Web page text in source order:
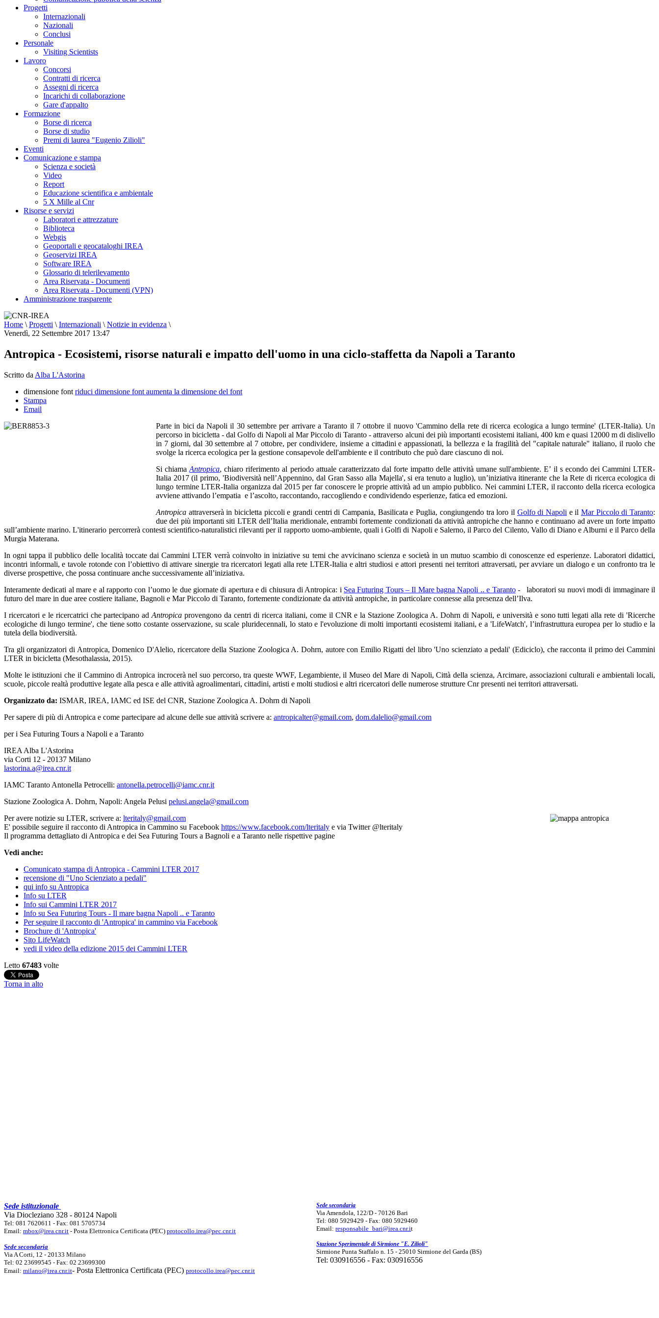
Progetti
Internazionali
Nazionali
Conclusi
Personale
Visiting Scientists
Lavoro
Concorsi
Contratti di ricerca
Assegni di ricerca
Incarichi di collaborazione
Gare d'appalto
Formazione
Borse di ricerca
Borse di studio
Premi di laurea "Eugenio Zilioli"
Eventi
Comunicazione e stampa
Scienza e società
Video
Report
Educazione scientifica e ambientale
5 X Mille al Cnr
Risorse e servizi
Laboratori e attrezzature
Biblioteca
Webgis
Geoportali e geocataloghi IREA
Geoservizi IREA
Software IREA
Glossario di telerilevamento
Area Riservata - Documenti
Area Riservata - Documenti (VPN)
Amministrazione trasparente
Home \ Progetti \ Internazionali \ Notizie in evidenza \
Venerdì, 22 Settembre 2017 13:47
Antropica - Ecosistemi, risorse naturali e impatto dell'uomo in una ciclo-staffetta da Napoli a Taranto
Scritto da Alba L'Astorina
dimensione font riduci dimensione font aumenta la dimensione del font
Stampa
Email
Parte in bici da Napoli il 30 settembre per arrivare a Taranto il 7 ottobre il nuovo 'Cammino della rete di ricerca ecologica a lungo termine' (LTER-Italia). Un
percorso in bicicletta - dal Golfo di Napoli al Mar Piccolo di Taranto - attraverso alcuni dei più importanti ecosistemi italiani, 400 km e quasi 12000 m di dislivello
in 7 giorni, dal 30 settembre al 7 ottobre, per condividere, insieme a cittadini e appassionati, la bellezza e la fragilità del "capitale naturale" italiano, il ruolo che
svolge la ricerca ecologica per la gestione consapevole dell'ambiente e il contributo che può dare ciascuno di noi.
Si chiamaAntropica, chiaro riferimento al periodo attuale caratterizzato dal forte impatto delle attività umane sull'ambiente. E’ il s econdo dei Cammini LTER-
Italia 2017 (il primo, 'Biodiversità nell’Appennino, dal Gran Sasso alla Majella', si era tenuto a luglio), un’iniziativa itinerante che la Rete di ricerca ecologica di
lungo termine LTER-Italia organizza dal 2015 per far conoscere le proprie attività ad un ampio pubblico. Nei cammini LTER, il racconto della ricerca ecologica
avviene attivando l’empatia e l’ascolto, raccontando, raccogliendo e condividendo esperienze, fatica ed emozioni.
Antropica attraverserà in bicicletta piccoli e grandi centri di Campania, Basilicata e Puglia, congiungendo tra loro il Golfo di Napoli e il Mar Piccolo di Taranto:
due dei più importanti siti LTER dell’Italia meridionale, entrambi fortemente condizionati da attività antropiche che hanno e continuano ad avere un forte impatto
sull’ambiente marino. L'itinerario percorrerà contesti scientifico-naturalistici rilevanti per il rapporto uomo-ambiente, quali i Golfi di Napoli e Salerno, il Parco del Cilento, Vallo di Diano e Alburni e il Parco della
Murgia Materana.
In ogni tappa il pubblico delle località toccate dai Cammini LTER verrà coinvolto in iniziative su temi che avvicinano scienza e società in un mutuo scambio di conoscenze ed esperienze. Laboratori didattici,
incontri informali, e tavole rotonde con l’obiettivo di attivare sinergie tra ricercatori legati alla rete LTER-Italia e altri studiosi e attori presenti nei territori attraversati, per avviare un dialogo e un confronto tra le
diverse prospettive, che possa continuare anche successivamente all’iniziativa.
Interamente dedicati al mare e al rapporto con l’uomo le due giornate di apertura e di chiusura di Antropica: i Sea Futuring Tours – Il Mare bagna Napoli .. e Taranto- laboratori su nuovi modi di immaginare il
futuro del mare in due aree costiere italiane, Bagnoli e Mar Piccolo di Taranto, fortemente condizionate da attività antropiche, in particolare connesse alla presenza dell’Ilva.
I ricercatori e le ricercatrici che partecipano adAntropica provengono da centri di ricerca italiani, come il CNR e la Stazione Zoologica A. Dohrn di Napoli, e università e sono tutti legati alla rete di 'Ricerche
ecologiche di lungo termine', che tiene sotto costante osservazione, su scale pluridecennali, lo stato e l'evoluzione di molti importanti ecosistemi italiani, e a 'LifeWatch', l’infrastruttura europea per lo studio e la
tutela della biodiversità.
Tra gli organizzatori di Antropica, Domenico D'Alelio, ricercatore della Stazione Zoologica A. Dohrn, autore con Emilio Rigatti del libro 'Uno scienziato a pedali' (Ediciclo), che racconta il primo dei Cammini
LTER in bicicletta (Mesothalassia, 2015).
Molte le istituzioni che il Cammino di Antropica incrocerà nel suo percorso, tra queste WWF, Legambiente, il Museo del Mare di Napoli, Città della scienza, Arcimare, associazioni culturali e ambientali locali,
scuole, piccole realtà produttive legate alla pesca e alle attività agroalimentari, cittadini, artisti e molti studiosi e altri ricercatori delle numerose strutture Cnr presenti nei territori attraversati.
Organizzato da: ISMAR, IREA, IAMC ed ISE del CNR, Stazione Zoologica A. Dohrn di Napoli
Per sapere di più di Antropica e come partecipare ad alcune delle sue attività scrivere a: antropicalter@gmail.com, dom.dalelio@gmail.com
per i Sea Futuring Tours a Napoli e a Taranto
IREA Alba L'Astorina
via Corti 12 - 20137 Milano
lastorina.a@irea.cnr.it
IAMC Taranto Antonella Petrocelli: antonella.petrocelli@iamc.cnr.it
Stazione Zoologica A. Dohrn, Napoli: Angela Pelusi pelusi.angela@gmail.com
Per avere notizie su LTER, scrivere a: lteritaly@gmail.com
E' possibile seguire il racconto di Antropica in Cammino su Facebook https://www.facebook.com/lteritaly e via Twitter @lteritaly
Il programma dettagliato di Antropica e dei Sea Futuring Tours a Bagnoli e a Taranto nelle rispettive pagine
Vedi anche:
Comunicato stampa di Antropica - Cammini LTER 2017
recensione di "Uno Scienziato a pedali"
qui info su Antropica
Info su LTER
Info sui Cammini LTER 2017
Info su Sea Futuring Tours - Il mare bagna Napoli .. e Taranto
Per seguire il racconto di 'Antropica' in cammino via Facebook
Brochure di 'Antropica'
Sito LifeWatch
vedi il video della edizione 2015 dei Cammini LTER
Letto 67483 volte
Torna in alto
Sede istituzionale
Via Diocleziano 328 - 80124 Napoli
Tel: 081 7620611 - Fax: 081 5705734
Email: mbox@irea.cnr.it - Posta Elettronica Certificata (PEC) protocollo.irea@pec.cnr.it
Sede secondaria
Via A Corti, 12 - 20133 Milano
Tel: 02 23699545 - Fax: 02 23699300
Email: milano@irea.cnr.it- Posta Elettronica Certificata (PEC) protocollo.irea@pec.cnr.it
Sede secondaria
Via Amendola, 122/D - 70126 Bari
Tel: 080 5929429 - Fax: 080 5929460
Email:responsabile_bari@irea.cnr.it
Stazione Sperimentale di Sirmione "E. Zilioli"
Sirmione Punta Staffalo n. 15 - 25010 Sirmione del Garda (BS)
Tel: 030916556 - Fax: 030916556